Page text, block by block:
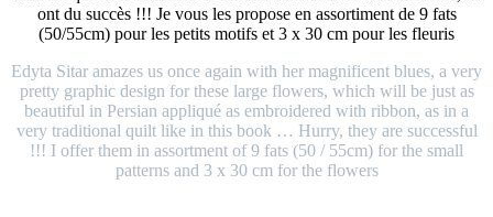
ont du succès !!! Je vous les propose en assortiment de 9 fats
(50/55cm) pour les petits motifs et 3 x 30 cm pour les fleuris
Edyta Sitar amazes us once again with her magnificent blues, a very
pretty graphic design for these large flowers, which will be just as
beautiful in Persian appliqué as embroidered with ribbon, as in a
very traditional quilt like in this book … Hurry, they are successful
!!! I offer them in assortment of 9 fats (50 / 55cm) for the small
patterns and 3 x 30 cm for the flowers